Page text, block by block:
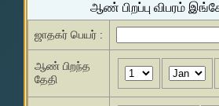
ஆண் பிறப்பு விபரம்
ஜாதகர் பெயர் :
ஆண் பிறந்த
தேதி